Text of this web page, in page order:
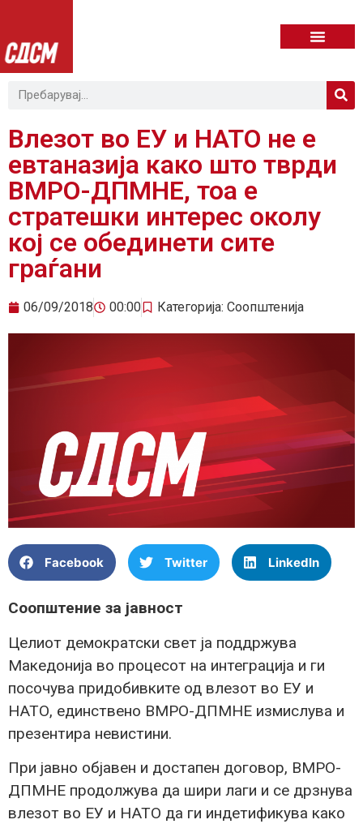
Влезот во ЕУ и НАТО не е
евтаназија како што тврди
ВМРО-ДПМНЕ, тоа е
стратешки интерес околу
кој се обединети сите
граѓани
06/09/2018 00:00 Категорија: Соопштенија
Facebook Twitter LinkedIn
Соопштение за јавност
Целиот демократски свет ја поддржува
Македонија во процесот на интеграција и ги
посочува придобивките од влезот во ЕУ и
НАТО, единствено ВМРО-ДПМНЕ измислува и
презентира невистини.
При јавно објавен и достапен договор, ВМРО-
ДПМНЕ продолжува да шири лаги и се дрзнува
влезот во ЕУ и НАТО да ги индетификува како